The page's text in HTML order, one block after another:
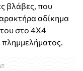
βλάβες, που
αδίκημα
στο 4Χ4
πλημμελήματος.